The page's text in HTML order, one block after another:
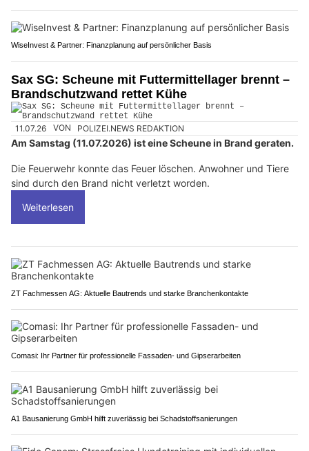
WiseInvest & Partner: Finanzplanung auf persönlicher Basis
Sax SG: Scheune mit Futtermittellager brennt –
Brandschutzwand rettet Kühe
11.07.26 VON POLIZEI.NEWS REDAKTION
Am Samstag (11.07.2026) ist eine Scheune in Brand geraten.
Die Feuerwehr konnte das Feuer löschen. Anwohner und Tiere
sind durch den Brand nicht verletzt worden.
Weiterlesen
ZT Fachmessen AG: Aktuelle Bautrends und starke Branchenkontakte
Comasi: Ihr Partner für professionelle Fassaden- und Gipserarbeiten
A1 Bausanierung GmbH hilft zuverlässig bei Schadstoffsanierungen